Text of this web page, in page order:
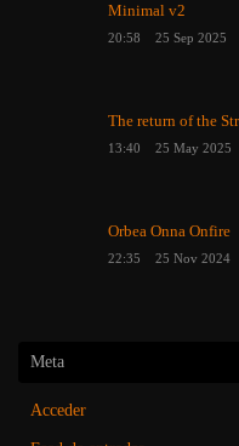
Minimal v2
20:58 25 Sep 2025
The return of the
13:40 25 May 2025
Orbea Onna Onfire
22:35 25 Nov 2024
Meta
Acceder